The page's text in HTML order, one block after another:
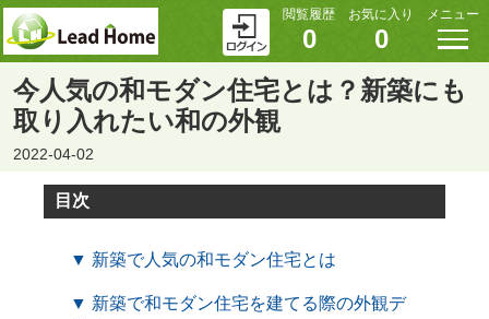
閲覧履歴
0
お気に入り
0
メニュー
今人気の和モダン住宅とは？新築にも
取り入れたい和の外観
2022-04-02
目次
▼ 新築で人気の和モダン住宅とは
▼ 新築で和モダン住宅を建てる際の外観デ